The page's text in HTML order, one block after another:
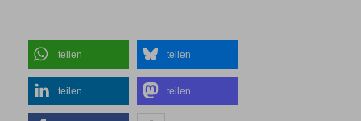
teilen teilen
teilen teilen